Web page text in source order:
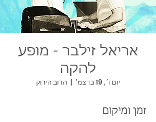
אריאל זילבר - מופע
להקה
יום ו׳, 19 בדצמ׳
  |
הדוב הירוק
זמן ומיקום